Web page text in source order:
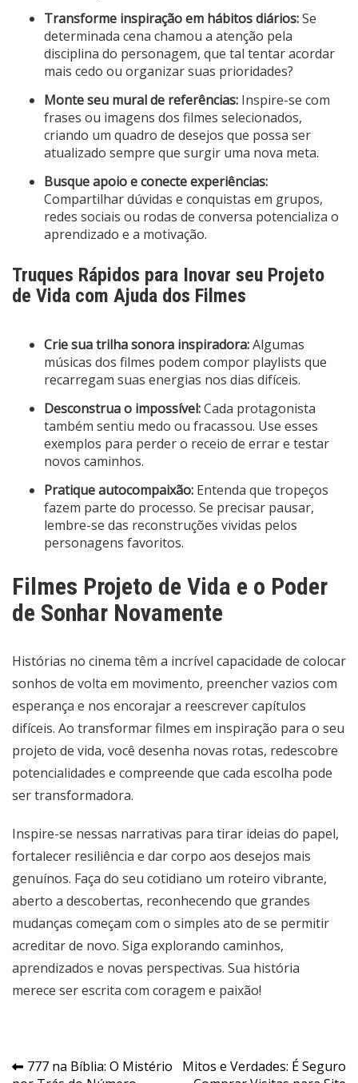
Transforme inspiração em hábitos diários:Se
determinada cena chamou a atenção pela
disciplina do personagem, que tal tentar acordar
mais cedo ou organizar suas prioridades?
Monte seu mural de referências: Inspire-se com
frases ou imagens dos filmes selecionados,
criando um quadro de desejos que possa ser
atualizado sempre que surgir uma nova meta.
Busque apoio e conecte experiências:
Compartilhar dúvidas e conquistas em grupos,
redes sociais ou rodas de conversa potencializa o
aprendizado e a motivação.
Truques Rápidos para Inovar seu Projeto
de Vida com Ajuda dos Filmes
Crie sua trilha sonora inspiradora:Algumas
músicas dos filmes podem compor playlists que
recarregam suas energias nos dias difíceis.
Desconstrua o impossível:Cada protagonista
também sentiu medo ou fracassou. Use esses
exemplos para perder o receio de errar e testar
novos caminhos.
Pratique autocompaixão: Entenda que tropeços
fazem parte do processo. Se precisar pausar,
lembre-se das reconstruções vividas pelos
personagens favoritos.
Filmes Projeto de Vida e o Poder
de Sonhar Novamente
Histórias no cinema têm a incrível capacidade de colocar
sonhos de volta em movimento, preencher vazios com
esperança e nos encorajar a reescrever capítulos
difíceis. Ao transformar filmes em inspiração para o seu
projeto de vida, você desenha novas rotas, redescobre
potencialidades e compreende que cada escolha pode
ser transformadora.
Inspire-se nessas narrativas para tirar ideias do papel,
fortalecer resiliência e dar corpo aos desejos mais
genuínos. Faça do seu cotidiano um roteiro vibrante,
aberto a descobertas, reconhecendo que grandes
mudanças começam com o simples ato de se permitir
acreditar de novo. Siga explorando caminhos,
aprendizados e novas perspectivas. Sua história
merece ser escrita com coragem e paixão!
Navegação
777 na Bíblia: O Mistério
Mitos e Verdades: É Seguro